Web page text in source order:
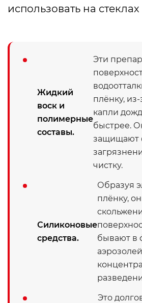
использовать на стеклах
Жидкий
воск и
полимерные
составы.
Эти
плёнку,
капли
быстрее.
защищают
чистку.
Силиконовые
средства.
Образуя
плёнку,
бывают в
Это